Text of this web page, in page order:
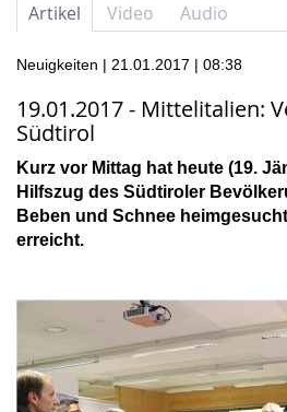
Artikel Video Audio
Neuigkeiten | 21.01.2017 | 08:38
19.01.2017 - Mittelitalien:
Südtirol
Kurz vor Mittag hat heute (19.
Hilfszug des Südtiroler
Beben und Schnee
erreicht.